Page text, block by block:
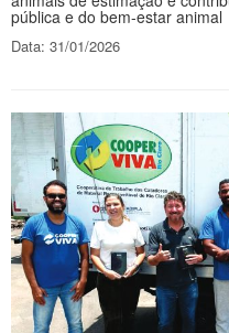
pública e do bem-estar animal
Data: 31/01/2026